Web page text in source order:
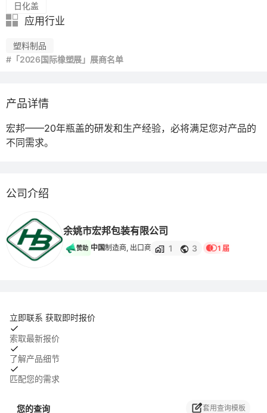
日化盖
应用行业
塑料制品
#「2026国际橡塑展」展商名单
产品详情
宏邦——20年瓶盖的研发和生产经验，必将满足您对产品的
不同需求。
公司介绍
余姚市宏邦包装有限公司
赞助 中国制造商, 出口商 1 3 1 届
立即联系 获取即时报价
索取最新报价
了解产品细节
匹配您的需求
您的查询 套用查询模板